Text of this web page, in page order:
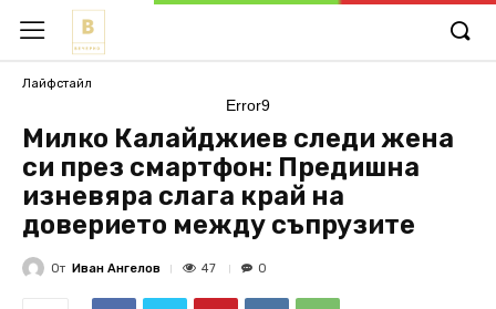
Лайфстайл
Error9
Милко Калайджиев следи жена
си през смартфон: Предишна
изневяра слага край на
доверието между съпрузите
От Иван Ангелов 47 0